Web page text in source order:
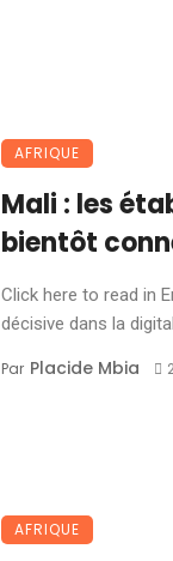
AFRIQUE
Mali : les
bientôt
Click here to read in
décisive dans la
Par Placide Mbia
AFRIQUE